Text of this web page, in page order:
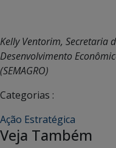
Kelly Ventorim, Secretaria
Desenvolvimento
(SEMAGRO)
Categorias :
Ação Estratégica
Veja Também